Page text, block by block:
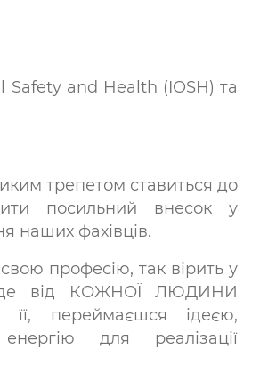
and Health (IOSH) та
трепетом ставиться до
посильний внесок у
наших фахівців.
професію, так вірить у
від КОЖНОЇ ЛЮДИНИ
переймаєшся ідеєю,
для реалізації